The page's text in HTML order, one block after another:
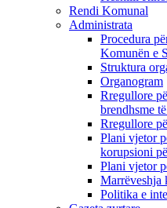
Rendi Komunal
Administrata
Procedura
Komunën e
Struktura
Organogram
Rregullore
brendhsme
Rregullore
Plani vjetor
korupsioni
Plani vjetor
Marrëveshja
Politika e